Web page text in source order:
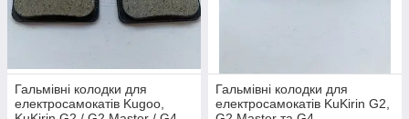
Гальмівні колодки для
електросамокатів Kugoo,
Гальмівні колодки для
електросамокатів KuKirin G2,